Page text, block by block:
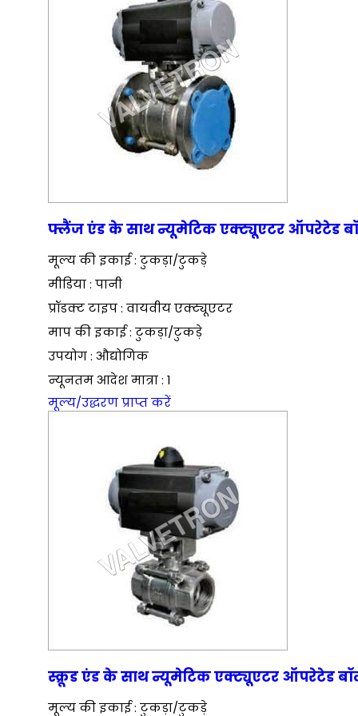
फ्लैंज एंड के साथ न्यूमेटिक एक्ट्यूएटर ऑपरेटेड
मूल्य की इकाई : टुकड़ा/टुकड़े
मीडिया : पानी
प्रॉडक्ट टाइप : वायवीय एक्ट्यूएटर
माप की इकाई : टुकड़ा/टुकड़े
उपयोग : औद्योगिक
न्यूनतम आदेश मात्रा : 1
मूल्य/उद्धरण प्राप्त करें
स्क्रूड एंड के साथ न्यूमेटिक एक्ट्यूएटर ऑपरेटेड
मूल्य की इकाई : टुकड़ा/टुकड़े